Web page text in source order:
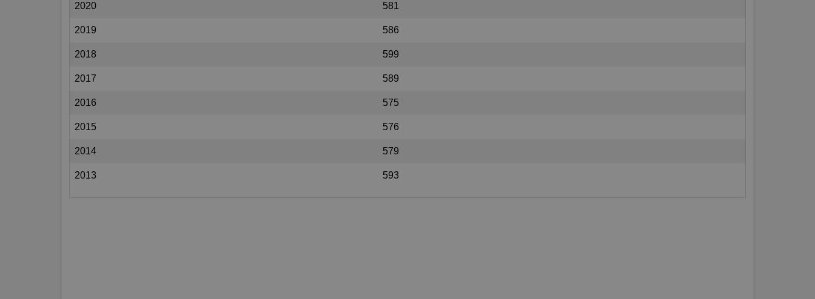
2020 581
2019 586
2018 599
2017 589
2016 575
2015 576
2014 579
2013 593